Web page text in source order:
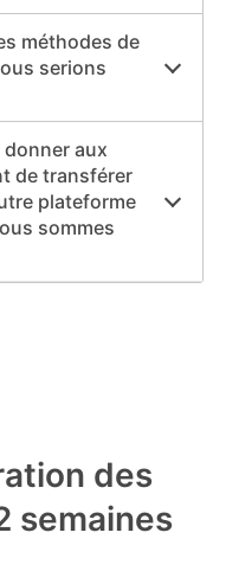
méthodes de
serions
aux
de transférer
plateforme
sommes
des
semaines